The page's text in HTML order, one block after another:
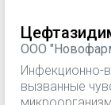
ООО
Инфекционно-
вызванные